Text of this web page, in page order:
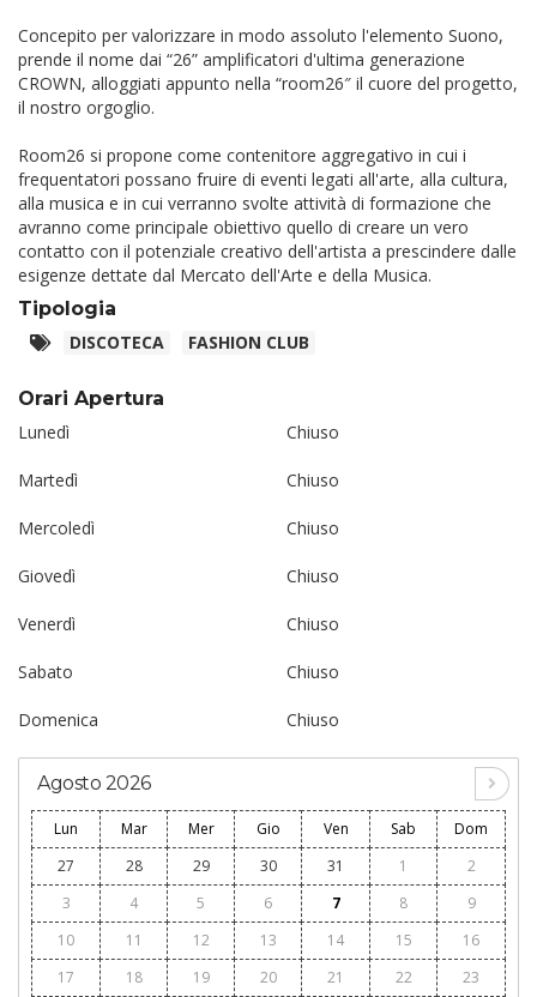
Concepito per valorizzare in modo assoluto l'elemento Suono,
prende il nome dai “26” amplificatori d'ultima generazione
CROWN, alloggiati appunto nella “room26″ il cuore del progetto,
il nostro orgoglio.
Room26 si propone come contenitore aggregativo in cui i
frequentatori possano fruire di eventi legati all'arte, alla cultura,
alla musica e in cui verranno svolte attività di formazione che
avranno come principale obiettivo quello di creare un vero
contatto con il potenziale creativo dell'artista a prescindere dalle
esigenze dettate dal Mercato dell'Arte e della Musica.
Tipologia
DISCOTECA
FASHION CLUB
Orari Apertura
Lunedì
Chiuso
Martedì Chiuso
Mercoledì Chiuso
Giovedì Chiuso
Venerdì Chiuso
Sabato Chiuso
Domenica Chiuso
Agosto 2026
Lun Mar Mer Gio Ven Sab
Dom
27
28 29 30 31 1
2
3
4 5 6 7 8
9
10
11 12 13 14 15
16
17
18 19 20 21 22 23